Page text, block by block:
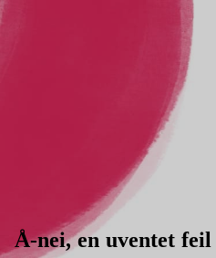
Å-nei, en uventet